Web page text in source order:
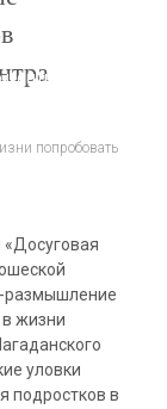
для
попробовать
размышление
в жизни
уловки
подростков в